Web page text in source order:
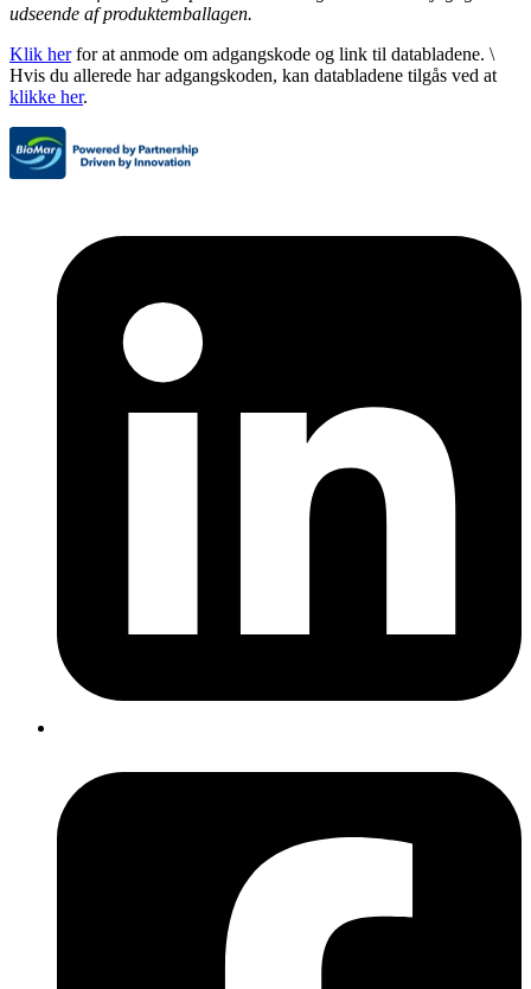
udseende af produktemballagen.
Klik herfor at anmode om adgangskode og link til databladene. \
Hvis du allerede har adgangskoden, kan databladene tilgås ved at
klikke her.